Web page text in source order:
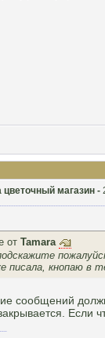
цветочный магазин -
от Tamara
писала, кнопаю в
сообщений
Если